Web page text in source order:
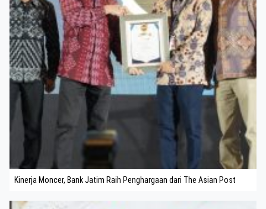
Kinerja Moncer, Bank Jatim Raih Penghargaan dari The Asian Post